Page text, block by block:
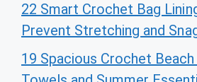
22 Smart Crochet Bag
Prevent Stretching and
19 Spacious Crochet